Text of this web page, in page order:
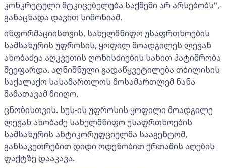
კონკრეტული მტკიცებულება საქმეში არ არსებობს",-
განაცხადა დავით სიმონიამ.
ინფორმაციისთვის, სახელმწიფო უსაფრთხოების
სამსახურის უფროსის, ყოფილ მოადგილეს ლევან
ახობაძეა აღკვეთის ღონისძიების სახით პატიმრობა
შეეფარდა. აღნიშნული გადაწყვეტილება თბილისის
საქალაქო სასამართლოს მოსამართლემ ნანა
შამათავამ მიიღო.
ცნობისთვის. სუს-ის უფროსის ყოფილი მოადგილე
ლევან ახობაძე სახელმწიფო უსაფრთხოების
სამსახურის ანტიკორუფციულმა სააგენტომ,
განსაკუთრებით დიდი ოდენობით ქრთამის აღების
ფაქტზე დააკავა.